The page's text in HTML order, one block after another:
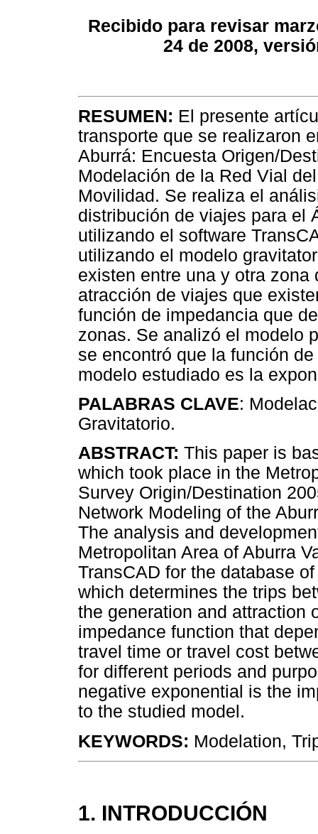
Recibido para revisar
24 de 2008,
RESUMEN: El presente
transporte que se realizaron
Aburrá: Encuesta Origen/
Modelación de la Red Vial
Movilidad. Se realiza el
distribución de viajes para el
utilizando el software
utilizando el modelo
existen entre una y otra
atracción de viajes que
función de impedancia que
zonas. Se analizó el modelo
se encontró que la función
modelo estudiado es la
PALABRAS CLAVE:
Gravitatorio.
ABSTRACT: This paper is
which took place in the
Survey Origin/Destination
Network Modeling of the
The analysis and
Metropolitan Area of Aburra
TransCAD for the database
which determines the trips
the generation and attraction
impedance function that
travel time or travel cost
for different periods and
negative exponential is the
to the studied model.
KEYWORDS: Modelation,
1. INTRODUCCIÓN